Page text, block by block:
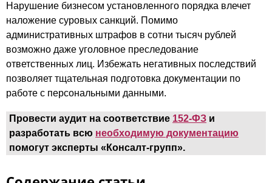
Нарушение бизнесом установленного порядка влечет
наложение суровых санкций. Помимо
административных штрафов в сотни тысяч рублей
возможно даже уголовное преследование
ответственных лиц. Избежать негативных последствий
позволяет тщательная подготовка документации по
работе с персональными данными.
Провести аудит на соответствие 152-ФЗ и
разработать всю необходимую документацию
помогут эксперты «Консалт-групп».